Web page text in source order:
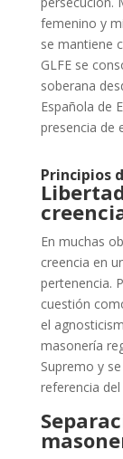
femenino y
se mantiene
GLFE se
soberana
Española de
presencia de
Principios
En muchas
creencia en
pertenencia.
cuestión
el
masonería
Supremo y
referencia